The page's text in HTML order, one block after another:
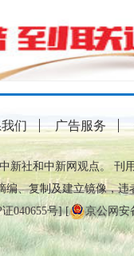
们 广告服务
新社和中新网观点。 刊
编、复制及建立镜像，违
040655号] [ 京公网安